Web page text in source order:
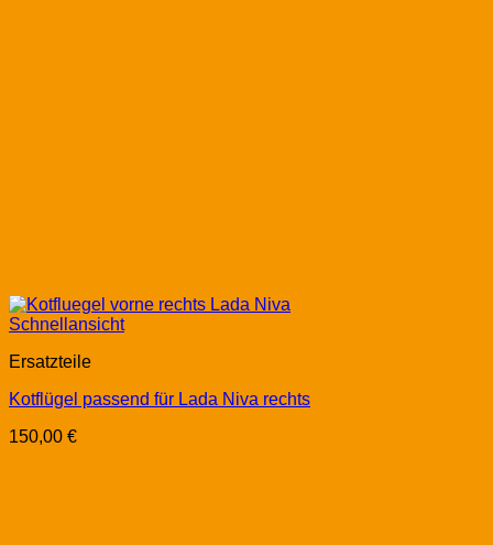
Schnellansicht
Ersatzteile
Kotflügel passend für Lada Niva rechts
150,00 €